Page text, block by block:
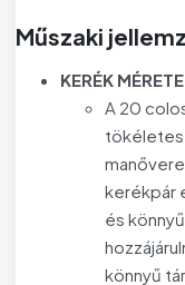
Műszaki
KERÉK
A 20
tökéletes
kerékpár
és
könnyű